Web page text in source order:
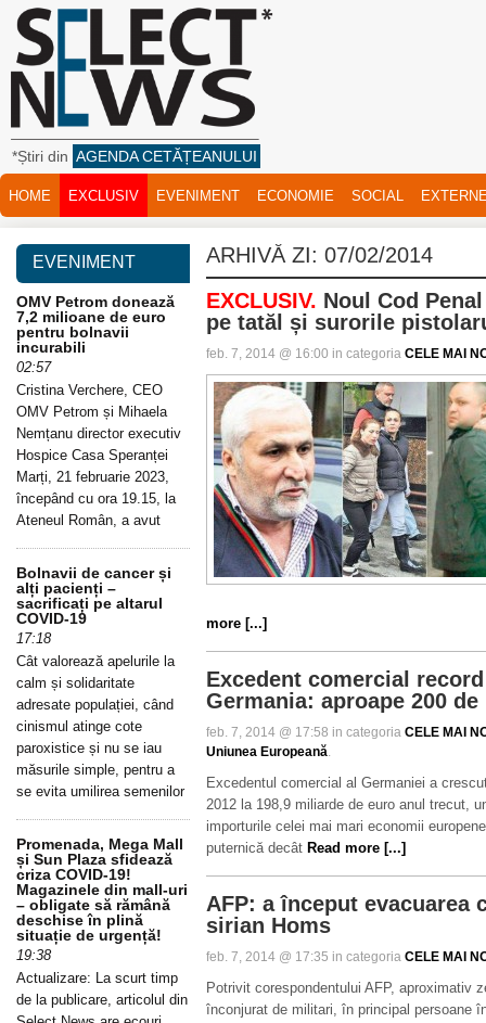
*Știri din AGENDA CETĂȚEANULUI
HOME EXCLUSIV EVENIMENT ECONOMIE SOCIAL
ARHIVĂ ZI: 07/02/2014
EXCLUSIV. Noul Cod
pe tatăl și surorile
feb. 7, 2014 @ 16:00 in categoria CELE MAI
more [...]
Excedent comercial
Germania: aproape 200
feb. 7, 2014 @ 17:58 in categoria CELE MAI
Uniunea Europeană.
Excedentul comercial al Germaniei a
2012 la 198,9 miliarde de euro anul trecut,
importurile celei mai mari economii
puternică decât Read more [...]
AFP: a început
sirian Homs
feb. 7, 2014 @ 17:35 in categoria CELE MAI
Potrivit corespondentului AFP, aproximativ
înconjurat de militari, în principal persoane
EVENIMENT
OMV Petrom donează
7,2 milioane de euro
pentru bolnavii
incurabili
02:57
Cristina Verchere, CEO
OMV Petrom și Mihaela
Nemțanu director executiv
Hospice Casa Speranței
Marți, 21 februarie 2023,
începând cu ora 19.15, la
Ateneul Român, a avut
Bolnavii de cancer și
alți pacienți –
sacrificați pe altarul
COVID-19
17:18
Cât valorează apelurile la
calm și solidaritate
adresate populației, când
cinismul atinge cote
paroxistice și nu se iau
măsurile simple, pentru a
se evita umilirea semenilor
Promenada, Mega Mall
și Sun Plaza sfidează
criza COVID-19!
Magazinele din mall-uri
– obligate să rămână
deschise în plină
situație de urgență!
19:38
Actualizare: La scurt timp
de la publicare, articolul din